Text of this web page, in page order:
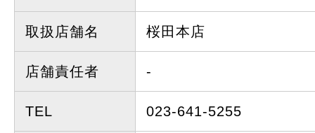
取扱店舗名 桜田本店
店舗責任者 -
TEL 023-641-5255